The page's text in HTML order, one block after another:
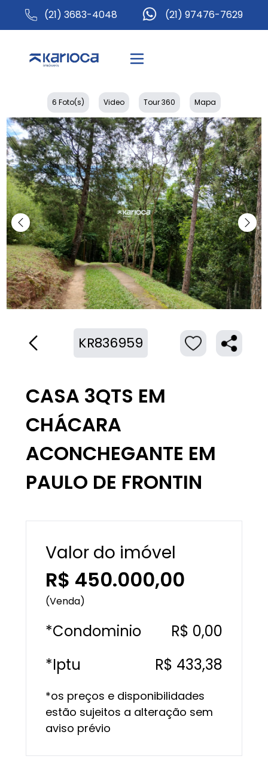
(21) 3683-4048 (21) 97476-7629
KR836959
CASA 3QTS EM
CHÁCARA
ACONCHEGANTE EM
PAULO DE FRONTIN
Valor do imóvel
R$ 450.000,00
(Venda)
*Condominio
R$ 0,00
*Iptu
R$ 433,38
*os preços e disponibilidades
estão sujeitos a alteração sem
aviso prévio
6 Foto(s) Video Tour 360 Mapa